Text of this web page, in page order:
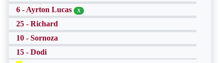
6 - Ayrton Lucas
X
25 - Richard
10 - Sornoza
15 - Dodi